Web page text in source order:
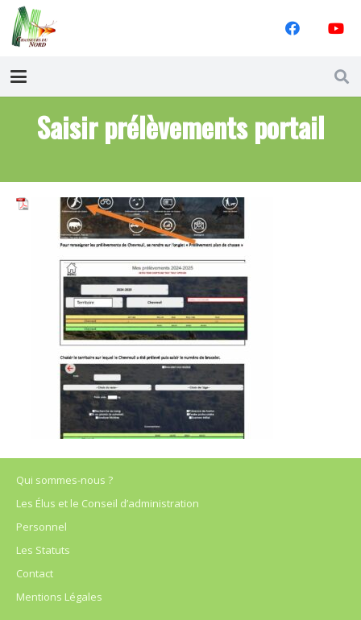
Saisir prélèvements portail
Qui sommes-nous ?
Les Élus et le Conseil d’administration
Personnel
Les Statuts
Contact
Mentions Légales